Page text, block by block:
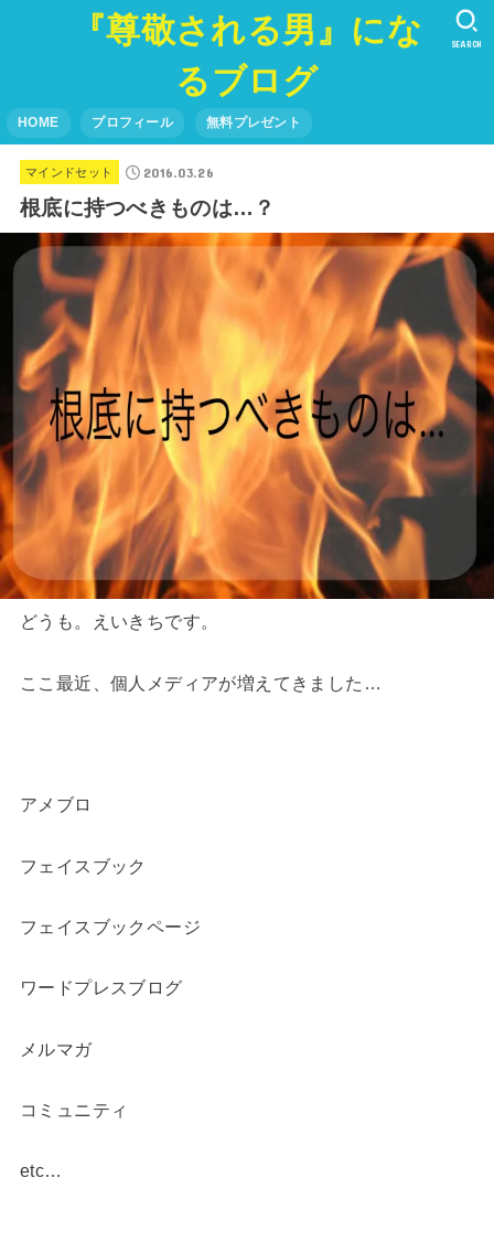
『尊敬される男』にな
るブログ
HOME プロフィール 無料プレゼント
SEARCH
マインドセット 2016.03.26
根底に持つべきものは…？
どうも。えいきちです。
ここ最近、個人メディアが増えてきました…
アメブロ
フェイスブック
フェイスブックページ
ワードプレスブログ
メルマガ
コミュニティ
etc…